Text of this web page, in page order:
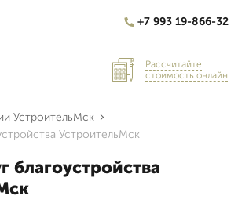
+7 993 19-866-32
Рассчитайте
стоимость онлайн
УстроительМск
УстроительМск
благоустройства